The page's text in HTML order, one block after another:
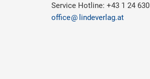
Service Hotline: +43 1 24 630
office
lindeverlag.at